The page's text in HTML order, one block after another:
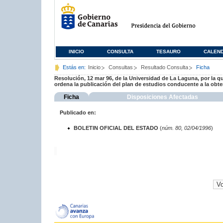
INICIO CONSULTA TESAURO
Estás en: Inicio Consultas Resultado Consulta
Ficha
Resolución, 12 mar 96, de la Universidad de La Laguna, por la
ordena la publicación del plan de estudios conducente a la
Ficha Disposiciones Afectadas
Publicado en:
BOLETIN OFICIAL DEL ESTADO (núm. 80, 02/04/1996)